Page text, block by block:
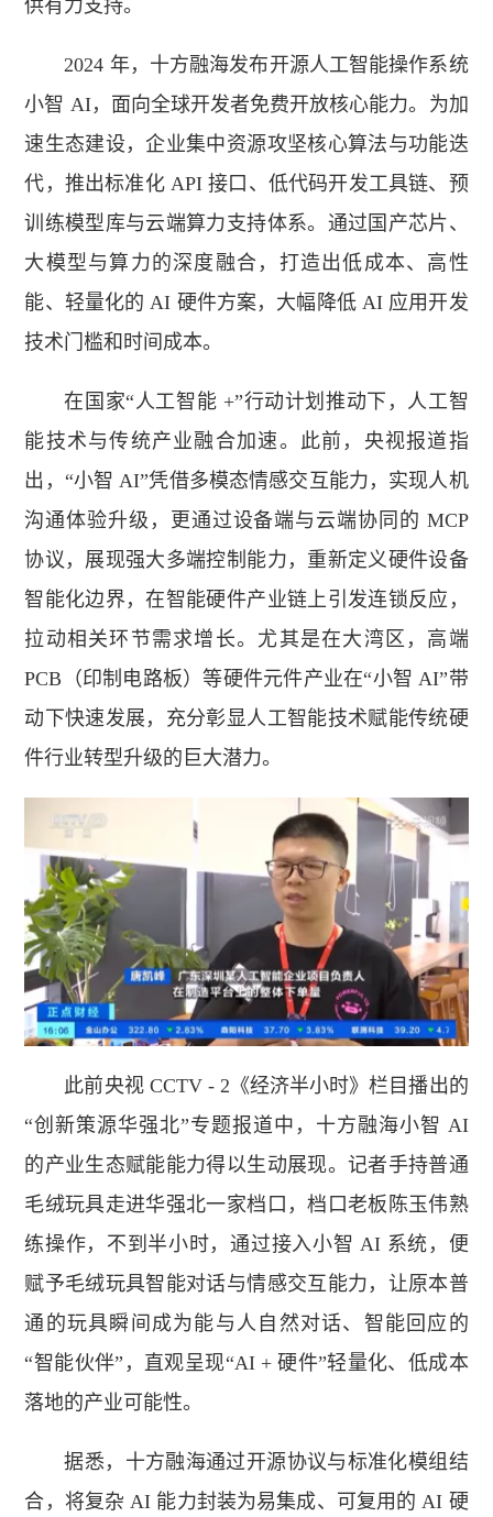
供有力支持。
2024 年，十方融海发布开源人工智能操作系统
小智 AI，面向全球开发者免费开放核心能力。为加
速生态建设，企业集中资源攻坚核心算法与功能迭
代，推出标准化 API 接口、低代码开发工具链、预
训练模型库与云端算力支持体系。通过国产芯片、
大模型与算力的深度融合，打造出低成本、高性
能、轻量化的 AI 硬件方案，大幅降低 AI 应用开发
技术门槛和时间成本。
在国家“人工智能 +”行动计划推动下，人工智
能技术与传统产业融合加速。此前，央视报道指
出，“小智 AI”凭借多模态情感交互能力，实现人机
沟通体验升级，更通过设备端与云端协同的 MCP
协议，展现强大多端控制能力，重新定义硬件设备
智能化边界，在智能硬件产业链上引发连锁反应，
拉动相关环节需求增长。尤其是在大湾区，高端
PCB（印制电路板）等硬件元件产业在“小智 AI”带
动下快速发展，充分彰显人工智能技术赋能传统硬
件行业转型升级的巨大潜力。
此前央视 CCTV - 2《经济半小时》栏目播出的
“创新策源华强北”专题报道中，十方融海小智 AI
的产业生态赋能能力得以生动展现。记者手持普通
毛绒玩具走进华强北一家档口，档口老板陈玉伟熟
练操作，不到半小时，通过接入小智 AI 系统，便
赋予毛绒玩具智能对话与情感交互能力，让原本普
通的玩具瞬间成为能与人自然对话、智能回应的
“智能伙伴”，直观呈现“AI + 硬件”轻量化、低成本
落地的产业可能性。
据悉，十方融海通过开源协议与标准化模组结
合，将复杂 AI 能力封装为易集成、可复用的 AI 硬